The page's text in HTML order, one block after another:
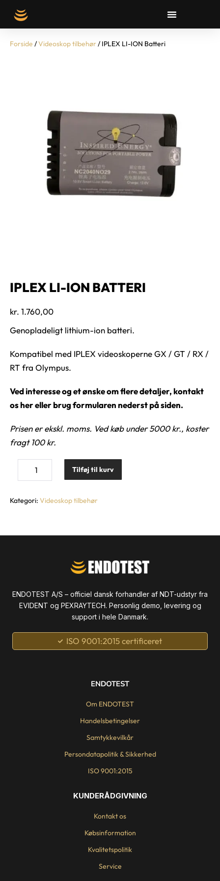
Forside /Videoskop tilbehør/ IPLEX LI-ION Batteri
IPLEX LI-ION BATTERI
kr. 1.760,00
Genopladeligt lithium-ion batteri.
Kompatibel med IPLEX videoskoperne GX / GT / RX /
RT fra Olympus.
Ved interesse og et ønske om flere detaljer, kontakt
os her eller brug formularen nederst på siden.
Prisen er ekskl. moms. Ved køb under 5000 kr., koster
fragt 100 kr.
Tilføj til kurv
Kategori: Videoskop tilbehør
ENDOTEST A/S – officiel dansk forhandler af NDT-udstyr fra
EVIDENT og PEXRAYTECH. Personlig demo, levering og
support i hele Danmark.
ISO 9001:2015 certificeret
ENDOTEST
Om ENDOTEST
Handelsbetingelser
Samtykkevilkår
Persondatapolitik & Sikkerhed
ISO 9001:2015
KUNDERÅDGIVNING
Kontakt os
Købsinformation
Kvalitetspolitik
Service